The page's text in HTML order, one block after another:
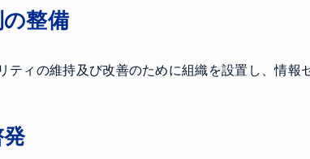
整備
ティの維持及び改善のために組織を設置し、情